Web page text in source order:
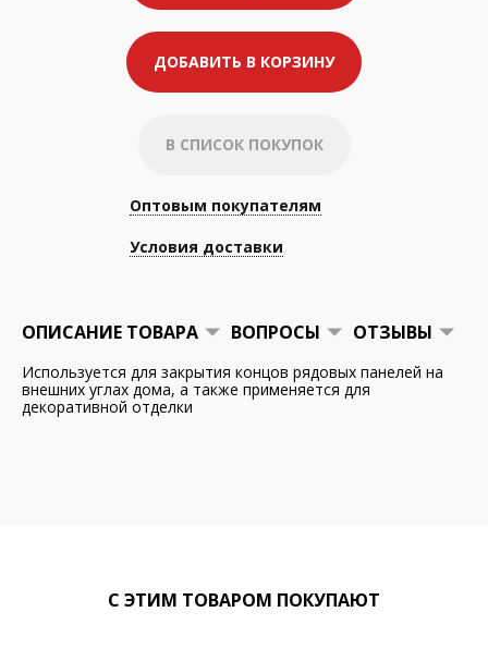
ДОБАВИТЬ В КОРЗИНУ
В СПИСОК ПОКУПОК
Оптовым покупателям
Условия доставки
ОПИСАНИЕ ТОВАРА ВОПРОСЫ ОТЗЫВЫ
Используется для закрытия концов рядовых панелей на
внешних углах дома, а также применяется для
декоративной отделки
С ЭТИМ ТОВАРОМ ПОКУПАЮТ